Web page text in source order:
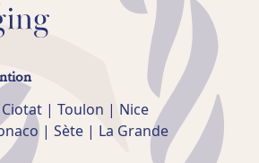
| Toulon | Nice
| Sète | La Grande